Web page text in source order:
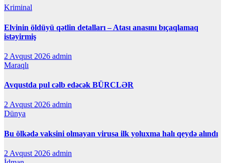
Kriminal
Elvinin öldüyü qətlin detalları – Atası anasını bıçaqlamaq
istəyirmiş
2 Avqust 2026 admin
Maraqlı
Avqustda pul cəlb edəcək BÜRCLƏR
2 Avqust 2026 admin
Dünya
Bu ölkədə vaksini olmayan virusa ilk yoluxma halı qeydə alındı
2 Avqust 2026 admin